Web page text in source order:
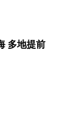
多地提前